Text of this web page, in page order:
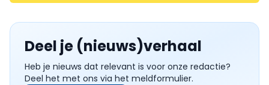
Deel je (nieuws)verhaal
Heb je nieuws dat relevant is voor onze redactie?
Deel het met ons via het meldformulier.